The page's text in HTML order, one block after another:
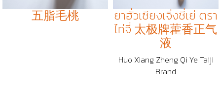
五脂毛桃
ยาฮั่วเซียงเจิ่งชี่เย่ ตรา
ไท่จี่ 太极牌藿香正气
液
Huo Xiang Zheng Qi Ye Taiji
Brand